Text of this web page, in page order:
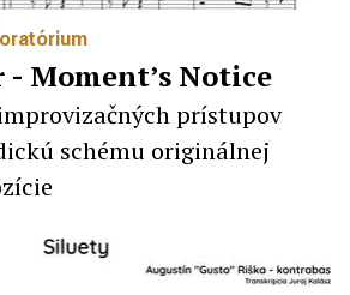
Moment’s Notice
prístupov
schému originálnej